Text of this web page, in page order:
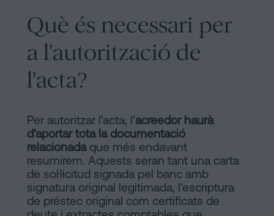
Què és necessari per
a l'autorització de
l'acta?
Per autoritzar l'acta, l'acreedor haurà
d'aportar tota la documentació
relacionadaque més endavant
resumirem. Aquests seran tant una carta
de sol·licitud signada pel banc amb
signatura original legitimada, l'escriptura
de préstec original com certificats de